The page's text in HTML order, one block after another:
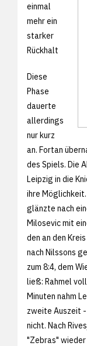
einmal
mehr ein
starker
Rückhalt
Diese
Phase
dauerte
allerdings
nur kurz
an. Fortan
des Spiels. Die
Leipzig in die
ihre
glänzte nach
Milosevic mit
den an den
nach Nilssons
zum 8:4, dem
ließ: Rahmel
Minuten nahm
zweite Auszeit
nicht. Nach
"Zebras" wieder